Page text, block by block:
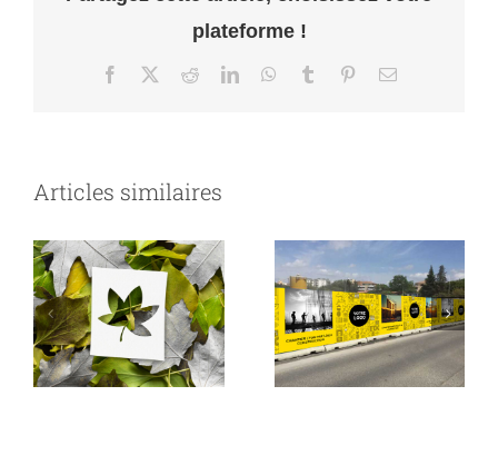
puissante
plateforme !
Facebook RedditLinkedInWhatsApp
Tumblr PinterestEmail
Articles similaires